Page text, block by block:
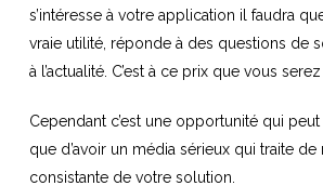
s’intéresse à votre application il faudra
vraie utilité, réponde à des questions de
à l’actualité. C’est à ce prix que vous serez
Cependant c’est une opportunité qui
que d’avoir un média sérieux qui traite de
consistante de votre solution.